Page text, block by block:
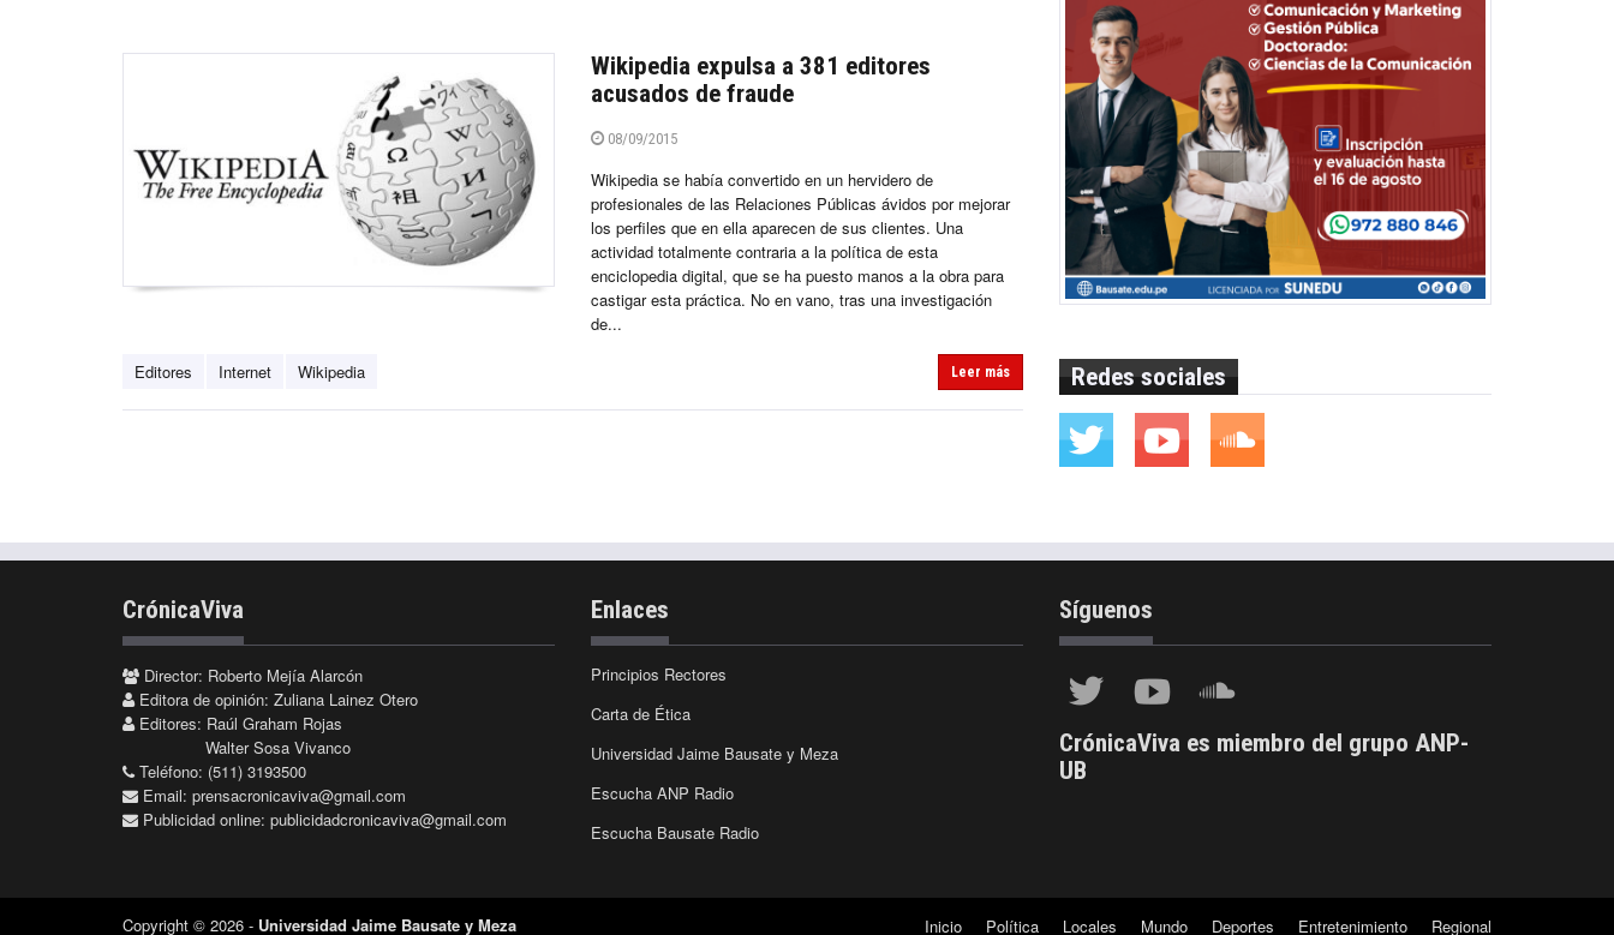
Wikipedia expulsa a 381 editores
acusados de fraude
08/09/2015
Wikipedia se había convertido en un hervidero de
profesionales de las Relaciones Públicas ávidos por mejorar
los perfiles que en ella aparecen de sus clientes. Una
actividad totalmente contraria a la política de esta
enciclopedia digital, que se ha puesto manos a la obra para
castigar esta práctica. No en vano, tras una investigación
de...
Editores Internet Wikipedia Leer más Redes sociales
CrónicaViva
Director: Roberto Mejía Alarcón
Editora de opinión: Zuliana Lainez Otero
Editores: Raúl Graham Rojas
Walter Sosa Vivanco
Teléfono: (511) 3193500
Email: prensacronicaviva@gmail.com
Publicidad online: publicidadcronicaviva@gmail.com
Enlaces
Principios Rectores
Carta de Ética
Universidad Jaime Bausate y Meza
Escucha ANP Radio
Escucha Bausate Radio
Síguenos
CrónicaViva es miembro del grupo ANP-
UB
Copyright © 2026 - Universidad Jaime Bausate y Meza Inicio Política Locales Mundo Deportes Entretenimiento Regional